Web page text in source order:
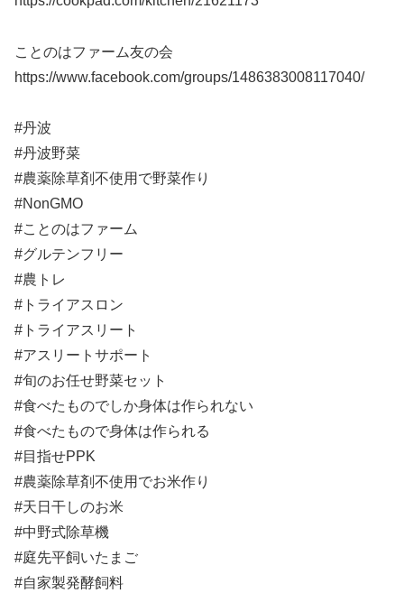
ことのはファーム友の会
https://www.facebook.com/groups/1486383008117040/
#丹波
#丹波野菜
#農薬除草剤不使用で野菜作り
#NonGMO
#ことのはファーム
#グルテンフリー
#農トレ
#トライアスロン
#トライアスリート
#アスリートサポート
#旬のお任せ野菜セット
#食べたものでしか身体は作られない
#食べたもので身体は作られる
#目指せPPK
#農薬除草剤不使用でお米作り
#天日干しのお米
#中野式除草機
#庭先平飼いたまご
#自家製発酵飼料